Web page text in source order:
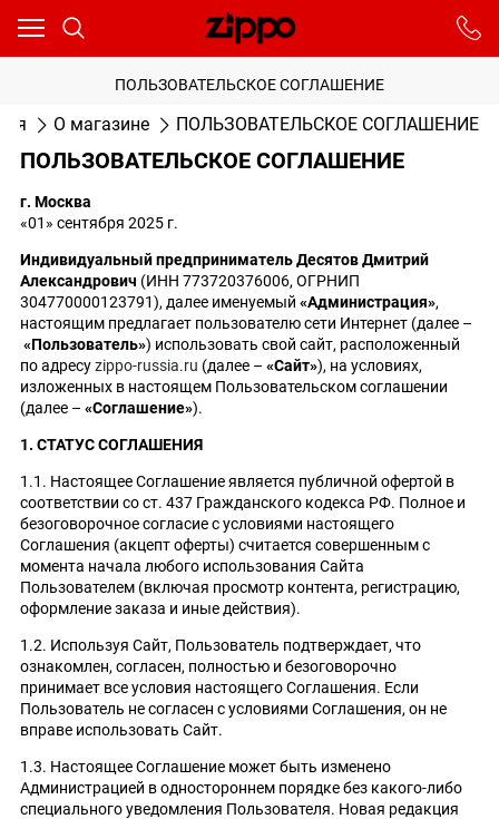
ПОЛЬЗОВАТЕЛЬСКОЕ СОГЛАШЕНИЕ
О магазине ПОЛЬЗОВАТЕЛЬСКОЕ СОГЛАШЕНИЕ
ПОЛЬЗОВАТЕЛЬСКОЕ СОГЛАШЕНИЕ
г. Москва
«01» сентября 2025 г.
Индивидуальный предприниматель Десятов Дмитрий
Александрович (ИНН 773720376006, ОГРНИП
304770000123791), далее именуемый «Администрация»,
настоящим предлагает пользователю сети Интернет (далее –
«Пользователь») использовать свой сайт, расположенный
по адресуzippo-russia.ru (далее – «Сайт»), на условиях,
изложенных в настоящем Пользовательском соглашении
(далее – «Соглашение»).
1. СТАТУС СОГЛАШЕНИЯ
1.1. Настоящее Соглашение является публичной офертой в
соответствии со ст. 437 Гражданского кодекса РФ. Полное и
безоговорочное согласие с условиями настоящего
Соглашения (акцепт оферты) считается совершенным с
момента начала любого использования Сайта
Пользователем (включая просмотр контента, регистрацию,
оформление заказа и иные действия).
1.2. Используя Сайт, Пользователь подтверждает, что
ознакомлен, согласен, полностью и безоговорочно
принимает все условия настоящего Соглашения. Если
Пользователь не согласен с условиями Соглашения, он не
вправе использовать Сайт.
1.3. Настоящее Соглашение может быть изменено
Администрацией в одностороннем порядке без какого-либо
специального уведомления Пользователя. Новая редакция
Ваш город - Москва,